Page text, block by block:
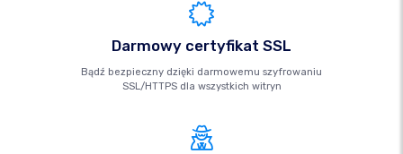
Darmowy certyfikat SSL
Bądź bezpieczny dzięki darmowemu szyfrowaniu
SSL/HTTPS dla wszystkich witryn